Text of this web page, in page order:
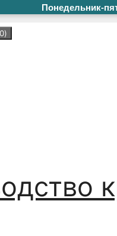
Понедельник-
0)